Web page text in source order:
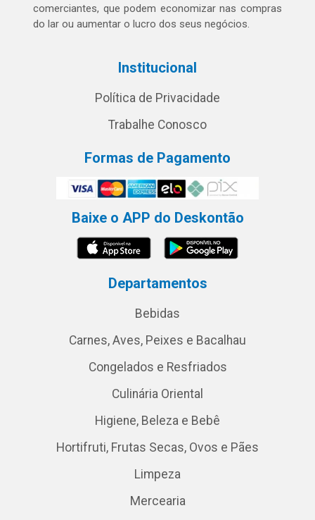
comerciantes, que podem economizar nas compras
do lar ou aumentar o lucro dos seus negócios.
Institucional
Política de Privacidade
Trabalhe Conosco
Formas de Pagamento
Baixe o APP do Deskontão
Departamentos
Bebidas
Carnes, Aves, Peixes e Bacalhau
Congelados e Resfriados
Culinária Oriental
Higiene, Beleza e Bebê
Hortifruti, Frutas Secas, Ovos e Pães
Limpeza
Mercearia